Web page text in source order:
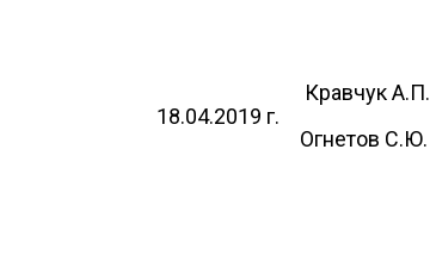
18.04.2019 г.
Кравчук А.П.
Огнетов С.Ю.